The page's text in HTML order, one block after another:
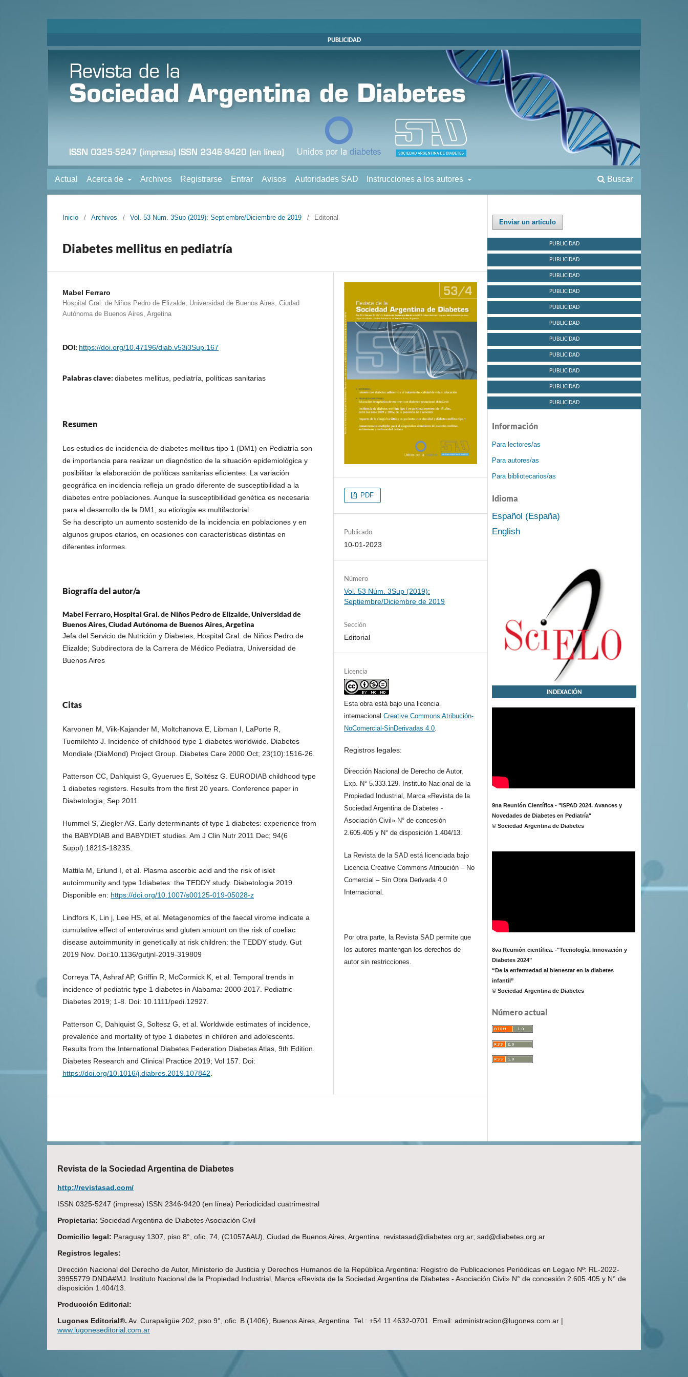
PUBLICIDAD
Actual Acerca de Archivos Registrarse Entrar Avisos Autoridades SAD Instrucciones a los autores Buscar
Inicio / Archivos / Vol. 53 Núm. 3Sup (2019): Septiembre/Diciembre de 2019 / Editorial
Diabetes mellitus en pediatría
Mabel Ferraro
Hospital Gral. de Niños Pedro de Elizalde, Universidad de Buenos Aires, Ciudad
Autónoma de Buenos Aires, Argetina
DOI: https://doi.org/10.47196/diab.v53i3Sup.167
Palabras clave: diabetes mellitus, pediatría, políticas sanitarias
Resumen
Los estudios de incidencia de diabetes mellitus tipo 1 (DM1) en Pediatría son
de importancia para realizar un diagnóstico de la situación epidemiológica y
posibilitar la elaboración de políticas sanitarias eficientes. La variación
geográfica en incidencia refleja un grado diferente de susceptibilidad a la
diabetes entre poblaciones. Aunque la susceptibilidad genética es necesaria
para el desarrollo de la DM1, su etiología es multifactorial.
Se ha descripto un aumento sostenido de la incidencia en poblaciones y en
algunos grupos etarios, en ocasiones con características distintas en
diferentes informes.
Biografía del autor/a
Mabel Ferraro,Hospital Gral. de Niños Pedro de Elizalde, Universidad de
Buenos Aires, Ciudad Autónoma de Buenos Aires, Argetina
Jefa del Servicio de Nutrición y Diabetes, Hospital Gral. de Niños Pedro de
Elizalde; Subdirectora de la Carrera de Médico Pediatra, Universidad de
Buenos Aires
Citas
Karvonen M, Viik-Kajander M, Moltchanova E, Libman I, LaPorte R,
Tuomilehto J. Incidence of childhood type 1 diabetes worldwide. Diabetes
Mondiale (DiaMond) Project Group. Diabetes Care 2000 Oct; 23(10):1516-26.
Patterson CC, Dahlquist G, Gyuerues E, Soltész G. EURODIAB childhood type
1 diabetes registers. Results from the first 20 years. Conference paper in
Diabetologia; Sep 2011.
Hummel S, Ziegler AG. Early determinants of type 1 diabetes: experience from
the BABYDIAB and BABYDIET studies. Am J Clin Nutr 2011 Dec; 94(6
Suppl):1821S-1823S.
Mattila M, Erlund I, et al. Plasma ascorbic acid and the risk of islet
autoimmunity and type 1diabetes: the TEDDY study. Diabetologia 2019.
Disponible en: https://doi.org/10.1007/s00125-019-05028-z
Lindfors K, Lin j, Lee HS, et al. Metagenomics of the faecal virome indicate a
cumulative effect of enterovirus and gluten amount on the risk of coeliac
disease autoimmunity in genetically at risk children: the TEDDY study. Gut
2019 Nov. Doi:10.1136/gutjnl-2019-319809
Correya TA, Ashraf AP, Griffin R, McCormick K, et al. Temporal trends in
incidence of pediatric type 1 diabetes in Alabama: 2000-2017. Pediatric
Diabetes 2019; 1-8. Doi: 10.1111/pedi.12927.
Patterson C, Dahlquist G, Soltesz G, et al. Worldwide estimates of incidence,
prevalence and mortality of type 1 diabetes in children and adolescents.
Results from the International Diabetes Federation Diabetes Atlas, 9th Edition.
Diabetes Research and Clinical Practice 2019; Vol 157. Doi:
https://doi.org/10.1016/j.diabres.2019.107842
PDF
Publicado
10-01-2023
Número
Vol. 53 Núm. 3Sup (2019):
Septiembre/Diciembre de 2019
Sección
Editorial
Licencia
Esta obra está bajo una licencia
internacionalCreative Commons Atribución-
NoComercial-SinDerivadas 4.0.
Registros legales:
Dirección Nacional de Derecho de Autor,
Exp. N° 5.333.129. Instituto Nacional de la
Propiedad Industrial, Marca «Revista de la
Sociedad Argentina de Diabetes -
Asociación Civil» N° de concesión
2.605.405 y N° de disposición 1.404/13.
La Revista de la SAD está licenciada bajo
Licencia Creative Commons Atribución – No
Comercial – Sin Obra Derivada 4.0
Internacional.
Por otra parte, la Revista SAD permite que
los autores mantengan los derechos de
autor sin restricciones.
Enviar un artículo
PUBLICIDAD
PUBLICIDAD
PUBLICIDAD
PUBLICIDAD
PUBLICIDAD
PUBLICIDAD
PUBLICIDAD
PUBLICIDAD
PUBLICIDAD
PUBLICIDAD
PUBLICIDAD
Información
Para lectores/as
Para autores/as
Para bibliotecarios/as
Idioma
Español (España)
English
INDEXACIÓN
9na Reunión Científica - "ISPAD 2024. Avances y
Novedades de Diabetes en Pediatría"
© Sociedad Argentina de Diabetes
8va Reunión científica. -"Tecnología, Innovación y
Diabetes 2024"
“De la enfermedad al bienestar en la diabetes
infantil”
© Sociedad Argentina de Diabetes
Número actual
Revista de la Sociedad Argentina de Diabetes
http://revistasad.com/
ISSN 0325-5247 (impresa) ISSN 2346-9420 (en línea) Periodicidad cuatrimestral
Propietaria: Sociedad Argentina de Diabetes Asociación Civil
Domicilio legal: Paraguay 1307, piso 8°, ofic. 74, (C1057AAU), Ciudad de Buenos Aires, Argentina. revistasad@diabetes.org.ar; sad@diabetes.org.ar
Registros legales:
Dirección Nacional del Derecho de Autor, Ministerio de Justicia y Derechos Humanos de la República Argentina: Registro de Publicaciones Periódicas en Legajo Nº: RL-2022-
39955779 DNDA#MJ. Instituto Nacional de la Propiedad Industrial, Marca «Revista de la Sociedad Argentina de Diabetes - Asociación Civil» N° de concesión 2.605.405 y N° de
disposición 1.404/13.
Producción Editorial:
Lugones Editorial®. Av. Curapaligüe 202, piso 9°, ofic. B (1406), Buenos Aires, Argentina. Tel.: +54 11 4632-0701. Email: administracion@lugones.com.ar |
www.lugoneseditorial.com.ar